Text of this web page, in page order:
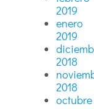
2019
enero
2019
2018
2018
octubre